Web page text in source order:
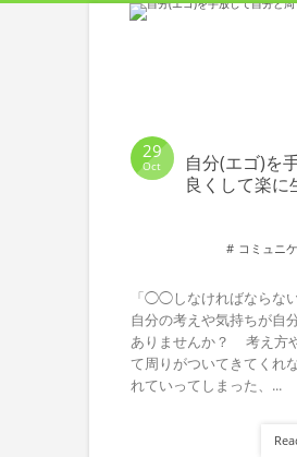
29
Oct
自分(エゴ)を
良くして楽に
コミュニ
「◯◯しなければならな
自分の考えや気持ちが自
ありませんか？ 考え方
て周りがついてきてくれ
れていってしまった、...